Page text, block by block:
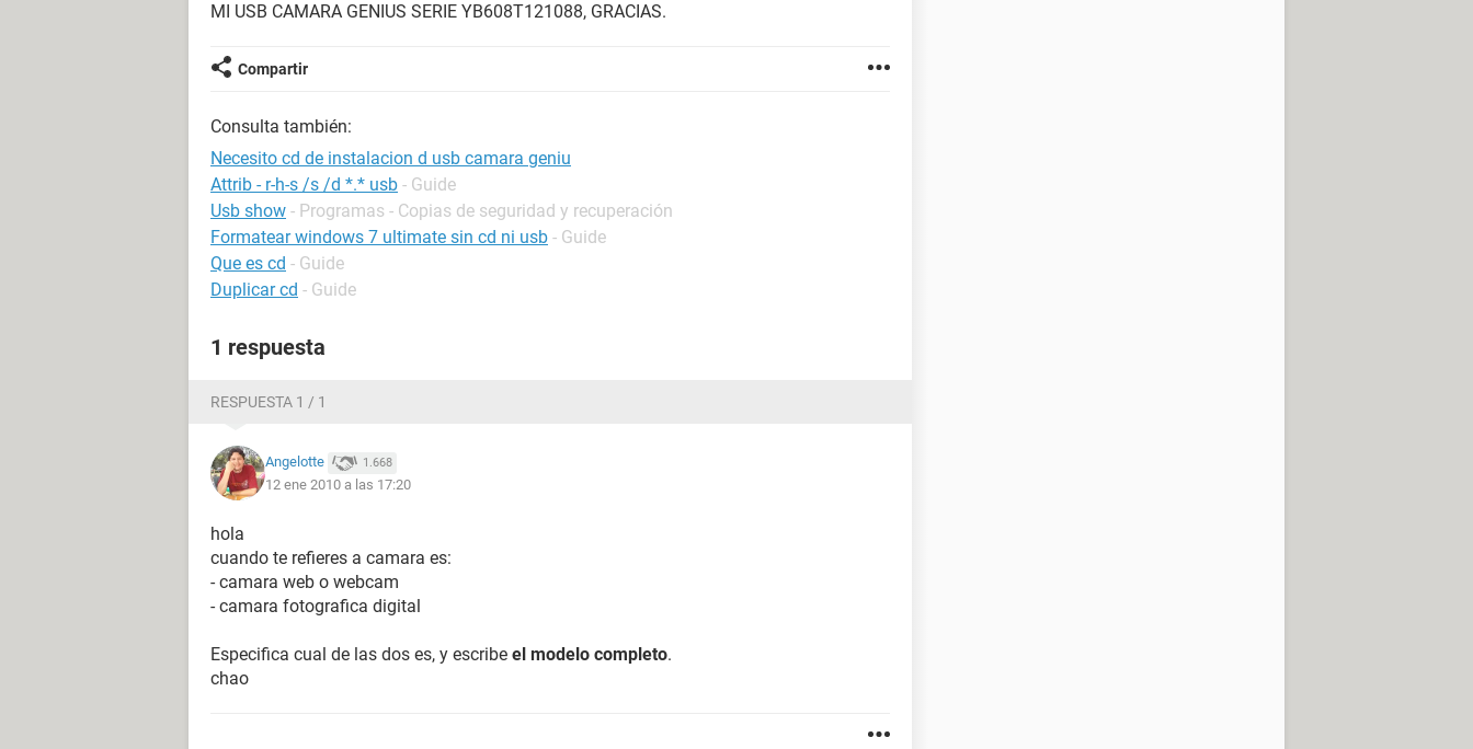
MI USB CAMARA GENIUS SERIE YB608T121088, GRACIAS.
Compartir
Consulta también:
Necesito cd de instalacion d usb camara geniu
Attrib - r-h-s /s /d *.* usb - Guide
Usb show - Programas - Copias de seguridad y recuperación
Formatear windows 7 ultimate sin cd ni usb - Guide
Que es cd - Guide
Duplicar cd - Guide
1 respuesta
RESPUESTA 1 / 1
Angelotte 1.668
12 ene 2010 a las 17:20
hola
cuando te refieres a camara es:
- camara web o webcam
- camara fotografica digital
Especifica cual de las dos es, y escribe el modelo completo.
chao